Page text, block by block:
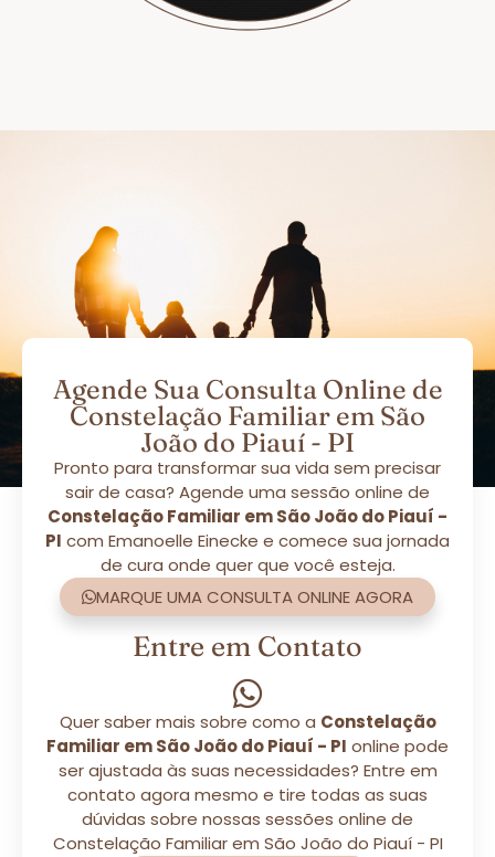
Agende Sua Consulta Online de
Constelação Familiar em São
João do Piauí - PI
Pronto para transformar sua vida sem precisar
sair de casa? Agende uma sessão online de
Constelação Familiar em São João do Piauí -
PI com Emanoelle Einecke e comece sua jornada
de cura onde quer que você esteja.
MARQUE UMA CONSULTA ONLINE AGORA
Entre em Contato
Quer saber mais sobre como a Constelação
Familiar em São João do Piauí - PI online pode
ser ajustada às suas necessidades? Entre em
contato agora mesmo e tire todas as suas
dúvidas sobre nossas sessões online de
Constelação Familiar em São João do Piauí - PI